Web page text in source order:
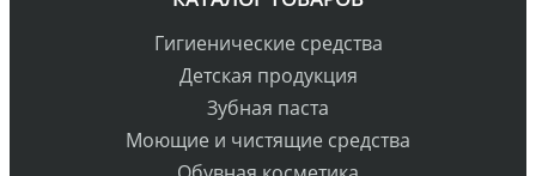
Гигиенические средства
Детская продукция
Зубная паста
Моющие и чистящие средства